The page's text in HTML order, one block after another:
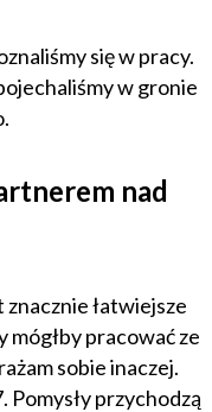
się w pracy.
w gronie
nad
łatwiejsze
mógłby pracować ze
sobie inaczej.
Pomysły przychodzą